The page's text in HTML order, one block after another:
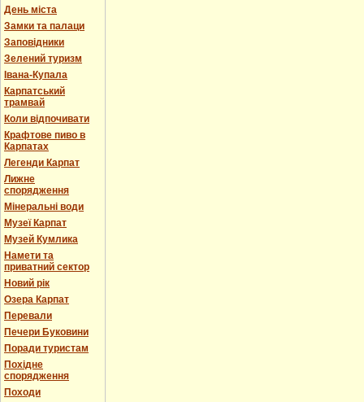
День міста
Замки та палаци
Заповідники
Зелений туризм
Івана-Купала
Карпатський
трамвай
Коли відпочивати
Крафтове пиво в
Карпатах
Легенди Карпат
Лижне
спорядження
Мінеральні води
Музеї Карпат
Музей Кумлика
Намети та
приватний сектор
Новий рік
Озера Карпат
Перевали
Печери Буковини
Поради туристам
Похідне
спорядження
Походи